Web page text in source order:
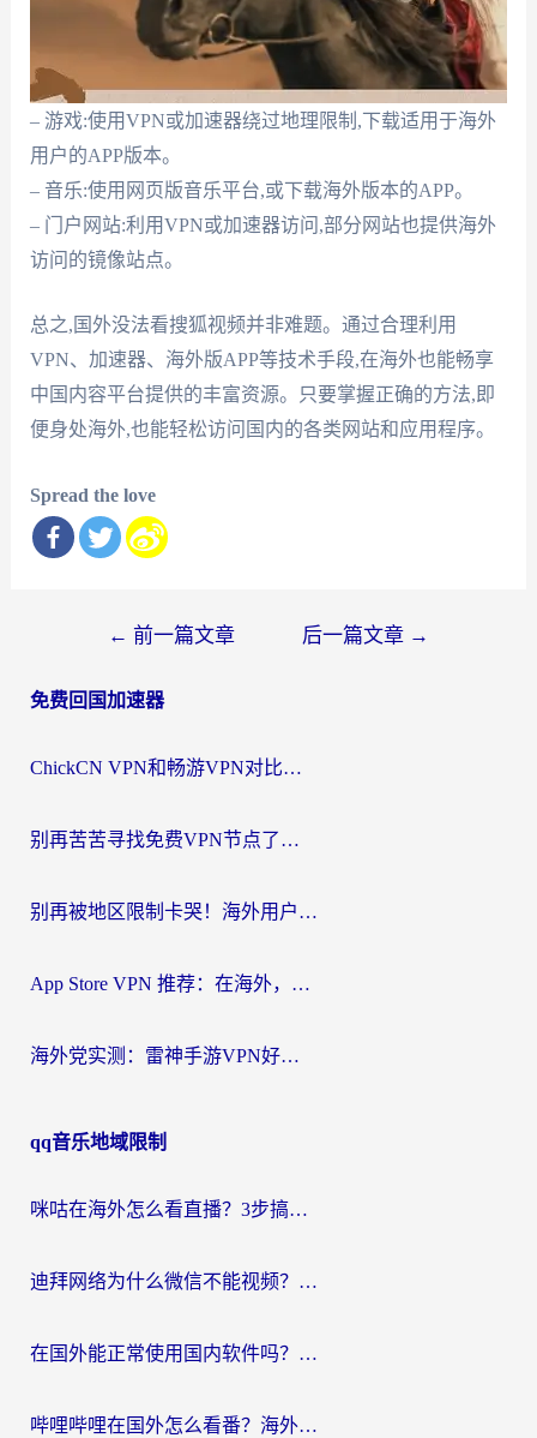
– 游戏:使用VPN或加速器绕过地理限制,下载适用于海外
用户的APP版本。
– 音乐:使用网页版音乐平台,或下载海外版本的APP。
– 门户网站:利用VPN或加速器访问,部分网站也提供海外
访问的镜像站点。
总之,国外没法看搜狐视频并非难题。通过合理利用
VPN、加速器、海外版APP等技术手段,在海外也能畅享
中国内容平台提供的丰富资源。只要掌握正确的方法,即
便身处海外,也能轻松访问国内的各类网站和应用程序。
Spread the love
导
← 前一篇文章 后一篇文章 →
免费回国加速器
ChickCN VPN和畅游VPN对比哪个回国效果更好？海外党必看的回国加速器选择指南
别再苦苦寻找免费VPN节点了，这才是海外访问国内资源的正确姿势
别再被地区限制卡哭！海外用户vpn中国下载全攻略，无缝刷剧办公社交
App Store VPN 推荐：在海外，如何找回那扇回家的“任意门”？
海外党实测：雷神手游VPN好用吗？和闪电VPN对比哪个回国效果更好？附小众工具深度测评
qq音乐地域限制
咪咕在海外怎么看直播？3步搞定地域限制，还能畅看腾讯视频与国内热剧
迪拜网络为什么微信不能视频？海外党必看的回国加速全攻略
在国外能正常使用国内软件吗？海外党亲测有效的无缝访问指南
哔哩哔哩在国外怎么看番？海外党追剧看片的终极解决方案